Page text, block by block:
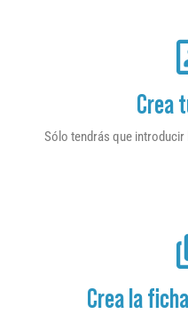
Crea
Sólo tendrás que
Crea la